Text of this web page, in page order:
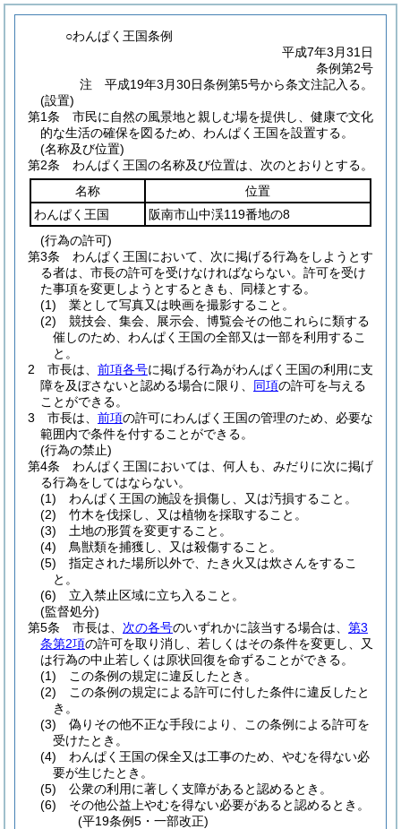
○わんぱく王国条例
平成7年3月31日
条例第2号
注 平成19年3月30日条例第5号から条文注記入る。
(設置)
第1条
市民に自然の風景地と親しむ場を提供し、健康で文化
的な生活の確保を図るため、わんぱく王国を設置する。
(名称及び位置)
第2条
わんぱく王国の名称及び位置は、次のとおりとする。
名称
位置
わんぱく王国
阪南市山中渓119番地の8
(行為の許可)
第3条
わんぱく王国において、次に掲げる行為をしようとす
る者は、市長の許可を受けなければならない。 許可を受け
た事項を変更しようとするときも、同様とする。
(1)
業として写真又は映画を撮影すること。
(2)
競技会、集会、展示会、博覧会その他これらに類する
催しのため、わんぱく王国の全部又は一部を利用するこ
と。
2
市長は、 前項各号に掲げる行為がわんぱく王国の利用に支
障を及ぼさないと認める場合に限り、 同項の許可を与える
ことができる。
3
市長は、 前項の許可にわんぱく王国の管理のため、必要な
範囲内で条件を付することができる。
(行為の禁止)
第4条
わんぱく王国においては、何人も、みだりに次に掲げ
る行為をしてはならない。
(1)
わんぱく王国の施設を損傷し、又は汚損すること。
(2)
竹木を伐採し、又は植物を採取すること。
(3)
土地の形質を変更すること。
(4)
鳥獣類を捕獲し、又は殺傷すること。
(5)
指定された場所以外で、たき火又は炊さんをするこ
と。
(6)
立入禁止区域に立ち入ること。
(監督処分)
第5条
市長は、 次の各号のいずれかに該当する場合は、 第3
条第2項の許可を取り消し、若しくはその条件を変更し、又
は行為の中止若しくは原状回復を命ずることができる。
(1)
この条例の規定に違反したとき。
(2)
この条例の規定による許可に付した条件に違反したと
き。
(3)
偽りその他不正な手段により、この条例による許可を
受けたとき。
(4)
わんぱく王国の保全又は工事のため、やむを得ない必
要が生じたとき。
(5)
公衆の利用に著しく支障があると認めるとき。
(6)
その他公益上やむを得ない必要があると認めるとき。
(平19条例5・一部改正)